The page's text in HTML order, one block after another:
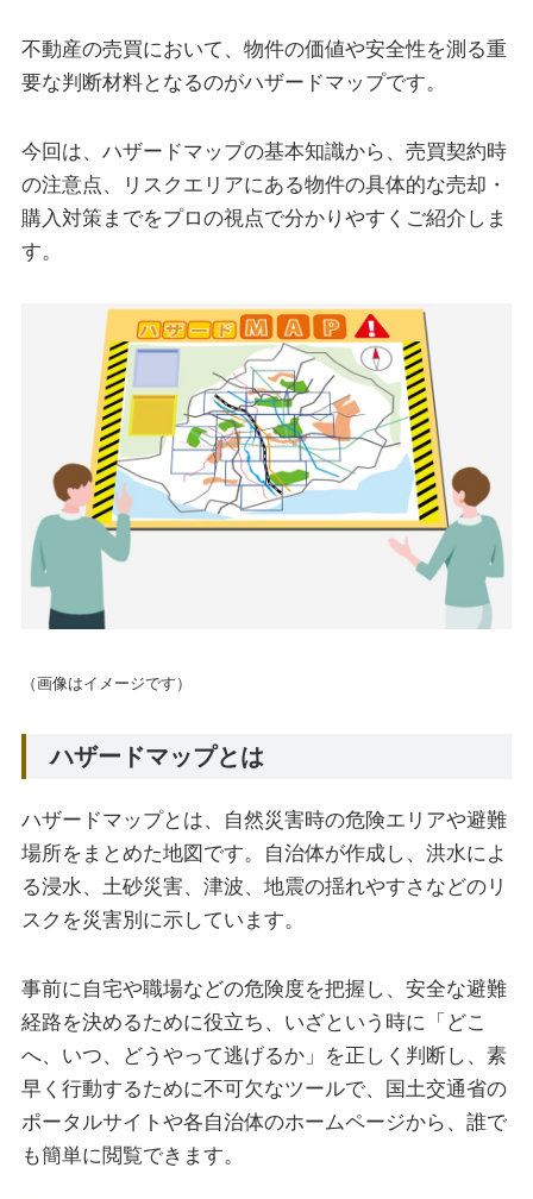
不動産の売買において、物件の価値や安全性を測る重
要な判断材料となるのがハザードマップです。
今回は、ハザードマップの基本知識から、売買契約時
の注意点、リスクエリアにある物件の具体的な売却・
購入対策までをプロの視点で分かりやすくご紹介しま
す。
（画像はイメージです）
ハザードマップとは
ハザードマップとは、自然災害時の危険エリアや避難
場所をまとめた地図です。自治体が作成し、洪水によ
る浸水、土砂災害、津波、地震の揺れやすさなどのリ
スクを災害別に示しています。
事前に自宅や職場などの危険度を把握し、安全な避難
経路を決めるために役立ち、いざという時に「どこ
へ、いつ、どうやって逃げるか」を正しく判断し、素
早く行動するために不可欠なツールで、国土交通省の
ポータルサイトや各自治体のホームページから、誰で
も簡単に閲覧できます。